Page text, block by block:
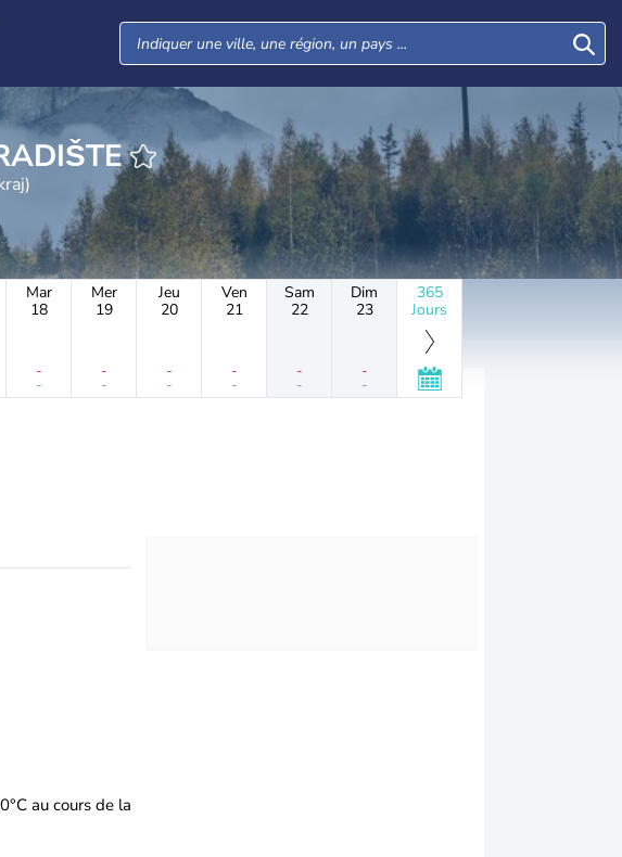
HRADIŠTE
Mar
18
-
-
Mer
19
-
-
Jeu
20
-
-
Ven
21
-
-
Sam
22
-
-
Dim
23
-
-
365
Jours
au cours de la